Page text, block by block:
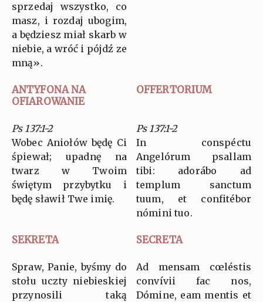
sprzedaj wszystko, co
masz, i rozdaj ubogim,
a będziesz miał skarb w
niebie, a wróć i pójdź ze
mną».
ANTYFONA NA
OFIAROWANIE
OFFERTORIUM
Ps 137:1-2
Wobec Aniołów będę Ci
śpiewał; upadnę na
twarz w Twoim
świętym przybytku i
będę sławił Twe imię.
Ps 137:1-2
In conspéctu
Angelórum psallam
tibi: adorábo ad
templum sanctum
tuum, et confitébor
nómini tuo.
SEKRETA SECRETA
Spraw, Panie, byśmy do
stołu uczty niebieskiej
przynosili taką
Ad mensam cœléstis
convívii fac nos,
Dómine, eam mentis et